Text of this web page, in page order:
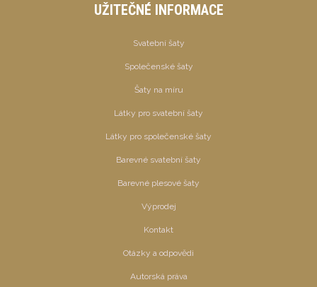
UŽITEČNÉ INFORMACE
Svatební šaty
Společenské šaty
Šaty na míru
Látky pro svatební šaty
Látky pro společenské šaty
Barevné svatební šaty
Barevné plesové šaty
Výprodej
Kontakt
Otázky a odpovědi
Autorská práva